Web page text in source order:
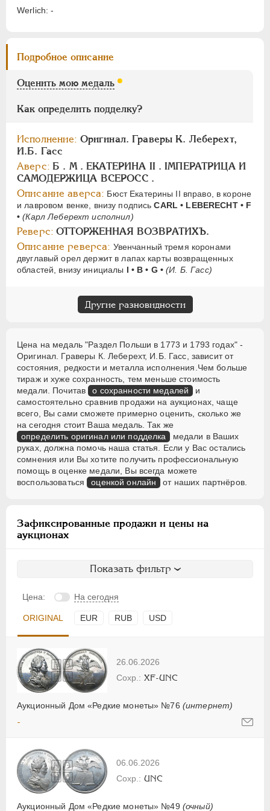
Werlich: -
Подробное описание
Оценить мою медаль
Как определить подделку?
Исполнение: Оригинал. Граверы К. Леберехт,
И.Б. Гасс
Аверс: Б . М . ЕКАТЕРИНА II . IМПЕРАТРИЦА И
САМОДЕРЖИЦА ВСЕРОСС .
Описание аверса: Бюст Екатерины II вправо, в короне
и лавровом венке, внизу подписьCARL • LEBERECHT • F
• (Карл Леберехт исполнил)
Реверс: ОТТОРЖЕННАЯ ВОЗВРАТИХЪ.
Описание реверса: Увенчанный тремя коронами
двуглавый орел держит в лапах карты возвращенных
областей, внизу инициалы I • В • G • (И. Б. Гасс)
Другие разновидности
Цена на медаль "Раздел Польши в 1773 и 1793 годах" -
Оригинал. Граверы К. Леберехт, И.Б. Гасс, зависит от
состояния, редкости и металла исполнения.Чем больше
тираж и хуже сохранность, тем меньше стоимость
медали. Почитав о сохранности медалей
и
самостоятельно сравнив продажи на аукционах, чаще
всего, Вы сами сможете примерно оценить, сколько же
на сегодня стоит Ваша медаль. Так же
определить оригинал или подделка
медали в Ваших
руках, должна помочь наша статья. Если у Вас остались
сомнения или Вы хотите получить профессиональную
помощь в оценке медали, Вы всегда можете
воспользоваться оценкой онлайн от наших партнёров.
Зафиксированные продажи и цены на
аукционах
Показать фильтр
Цена: На сегодня
ORIGINAL EUR RUB USD
26.06.2026
Аукционный Дом «Редкие монеты» №76 (интернет)
XF-UNC
-
06.06.2026
Аукционный Дом «Редкие монеты» №49 (очный)
UNC
НИКОЛАЙ I 1826-1855
АЛЕКСАНДР II 1855-1881
НИКОЛАЙ II 1894-1917